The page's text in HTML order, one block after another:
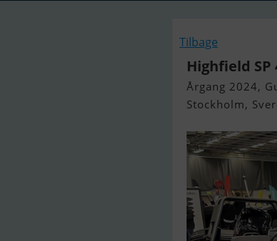
Tilbage
Highfield SP
Årgang 2024,
Stockholm,